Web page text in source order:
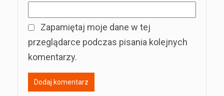
Zapamiętaj moje dane w tej
przeglądarce podczas pisania kolejnych
komentarzy.